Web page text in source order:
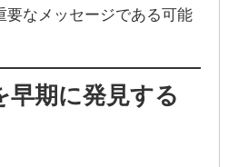
要なメッセージである可能
早期に発見する